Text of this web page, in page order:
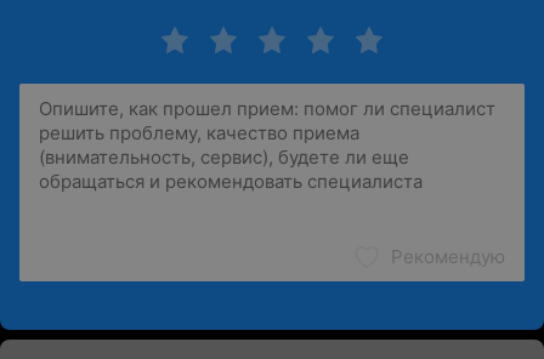
Рекомендую